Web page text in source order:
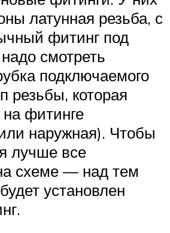
латунная резьба, с
фитинг под
смотреть
подключаемого
резьбы, которая
фитинге
наружная). Чтобы
лучше все
схеме — над тем
установлен